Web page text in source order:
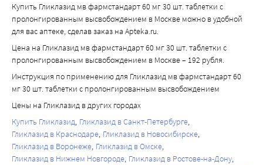
Купить Гликлазид мв фармстандарт 60 мг 30 шт. таблетки с
пролонгированным высвобождением в Москве можно в удобной
для вас аптеке, сделав заказ на Apteka.ru.
Цена на Гликлазид мв фармстандарт 60 мг 30 шт. таблетки с
пролонгированным высвобождением в Москве – 192 рубля.
Инструкция по применению для Гликлазид мв фармстандарт 60
мг 30 шт. таблетки с пролонгированным высвобождением
Цены на Гликлазид в других городах
Купить Гликлазид Гликлазид в Санкт-Петербурге
Гликлазид в Краснодаре Гликлазид в Новосибирске
Гликлазид в Воронеже Гликлазид в Омске
Гликлазид в Нижнем Новгороде Гликлазид в Ростове-на-Дону